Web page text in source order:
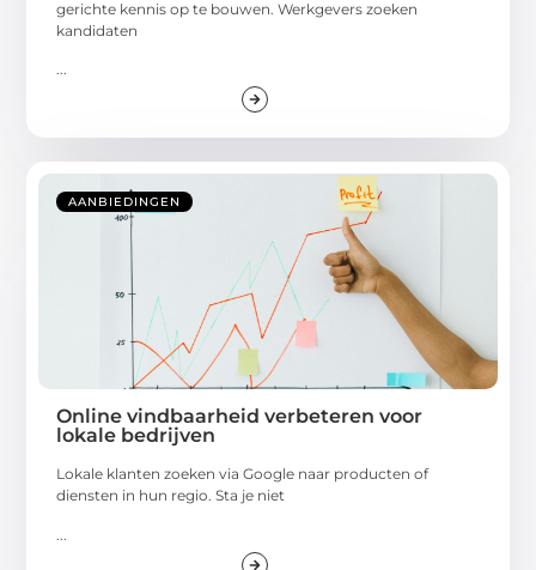
gerichte kennis op te bouwen. Werkgevers zoeken
kandidaten
...
AANBIEDINGEN
Online vindbaarheid verbeteren voor
lokale bedrijven
Lokale klanten zoeken via Google naar producten of
diensten in hun regio. Sta je niet